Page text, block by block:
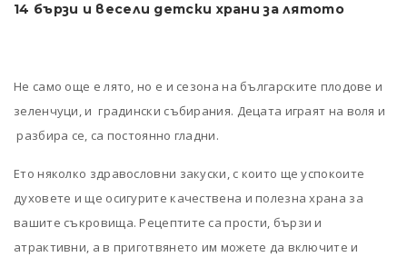
14 бързи и весели детски храни за лятото
Не само още е лято, но е и сезона на българските плодове и
зеленчуци, и градински събирания. Децата играят на воля и
разбира се, са постоянно гладни.
Ето няколко здравословни закуски, с които ще успокоите
духовете и ще осигурите качествена и полезна храна за
вашите съкровища. Рецептите са прости, бързи и
атрактивни, а в приготвянето им можете да включите и